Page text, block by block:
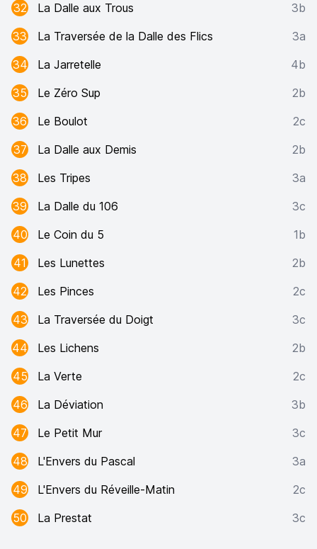
32
La Dalle aux Trous
3b
33
La Traversée de la Dalle des Flics
3a
34
La Jarretelle
4b
35
Le Zéro Sup
2b
36
Le Boulot
2c
37
La Dalle aux Demis
2b
38
Les Tripes
3a
39
La Dalle du 106
3c
40
Le Coin du 5
1b
41
Les Lunettes
2b
42
Les Pinces
2c
43
La Traversée du Doigt
3c
44
Les Lichens
2b
45
La Verte
2c
46
La Déviation
3b
47
Le Petit Mur
3c
48
L'Envers du Pascal
3a
49
L'Envers du Réveille-Matin
2c
50
La Prestat 3c